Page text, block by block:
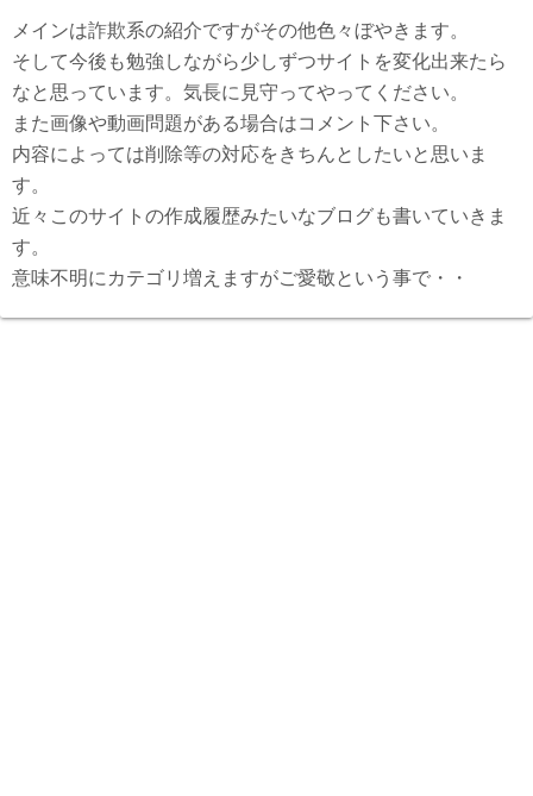
メインは詐欺系の紹介ですがその他色々ぼやきます。
そして今後も勉強しながら少しずつサイトを変化出来たら
なと思っています。気長に見守ってやってください。
また画像や動画問題がある場合はコメント下さい。
内容によっては削除等の対応をきちんとしたいと思いま
す。
近々このサイトの作成履歴みたいなブログも書いていきま
す。
意味不明にカテゴリ増えますがご愛敬という事で・・